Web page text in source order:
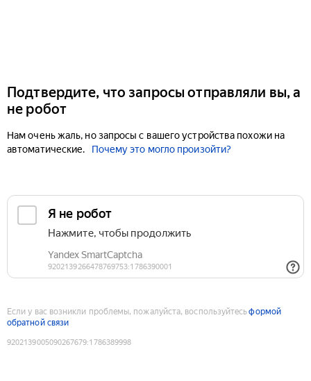
Подтвердите, что запросы отправляли вы, а
не робот
Нам очень жаль, но запросы с вашего устройства похожи на
автоматические.
Почему это могло произойти?
Если у вас возникли проблемы, пожалуйста, воспользуйтесьформой
обратной связи
9202139005090267679:1786389998